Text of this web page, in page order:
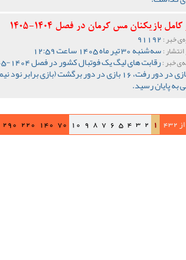
کامل بازیکنان مس کرمان در فصل 1404-1405
خبر :
انتشار :سه‌شنبه 30 تیر ماه 1405 ساعت 12:59
خبر :
17 بازی در دور رفت، 16 بازی در دور برگشت (بازی
به پایان رسید.
1
2
3
4
5
6
7
8
9
10
70
140
220
290